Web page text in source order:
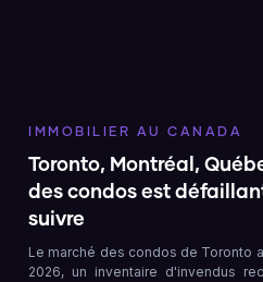
IMMOBILIER AU CANADA
Toronto, Montréal,
des condos est
suivre
Le marché des condos de Toronto
2026, un inventaire d'invendus